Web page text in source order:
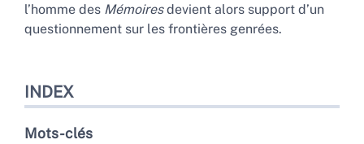
l’homme des Mémoiresdevient alors support d’un
questionnement sur les frontières genrées.
INDEX
Mots-clés